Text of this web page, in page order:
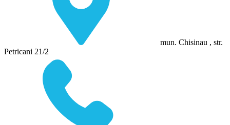
mun. Chisinau , str.
Petricani 21/2